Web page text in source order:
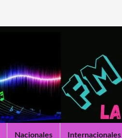
Nacionales Internacionales